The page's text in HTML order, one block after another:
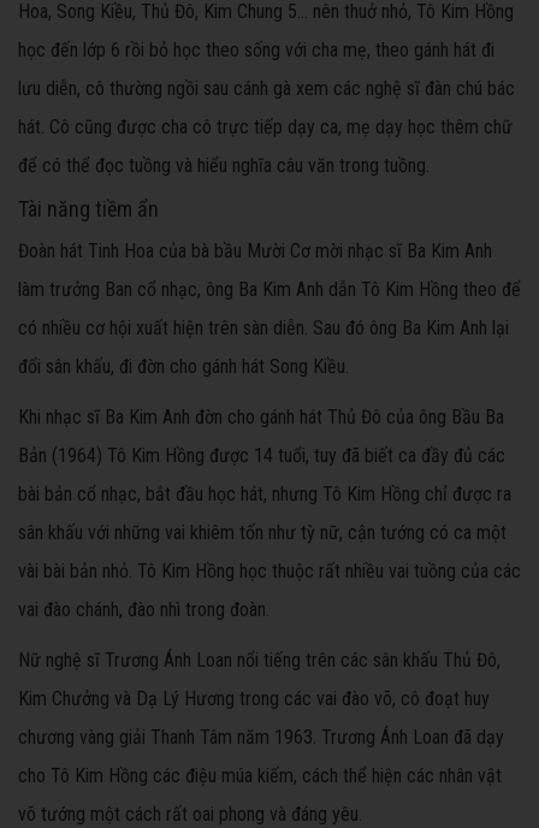
Hoa, Song Kiều, Thủ Đô, Kim Chung 5… nên thuở nhỏ, Tô Kim Hồng
học đến lớp 6 rồi bỏ học theo sống với cha mẹ, theo gánh hát đi
lưu diễn, cô thường ngồi sau cánh gà xem các nghệ sĩ đàn chú bác
hát. Cô cũng được cha cô trực tiếp dạy ca, mẹ dạy học thêm chữ
để có thể đọc tuồng và hiểu nghĩa câu văn trong tuồng.
Tài năng tiềm ẩn
Đoàn hát Tinh Hoa của bà bầu Mười Cơ mời nhạc sĩ Ba Kim Anh
làm trưởng Ban cổ nhạc, ông Ba Kim Anh dẫn Tô Kim Hồng theo để
có nhiều cơ hội xuất hiện trên sàn diễn. Sau đó ông Ba Kim Anh lại
đổi sân khấu, đi đờn cho gánh hát Song Kiều.
Khi nhạc sĩ Ba Kim Anh đờn cho gánh hát Thủ Đô của ông Bầu Ba
Bản (1964) Tô Kim Hồng được 14 tuổi, tuy đã biết ca đầy đủ các
bài bản cổ nhạc, bắt đầu học hát, nhưng Tô Kim Hồng chỉ được ra
sân khấu với những vai khiêm tốn như tỳ nữ, cận tướng có ca một
vài bài bản nhỏ. Tô Kim Hồng học thuộc rất nhiều vai tuồng của các
vai đào chánh, đào nhì trong đoàn.
Nữ nghệ sĩ Trương Ánh Loan nổi tiếng trên các sân khấu Thủ Đô,
Kim Chưởng và Dạ Lý Hương trong các vai đào võ, cô đoạt huy
chương vàng giải Thanh Tâm năm 1963. Trương Ánh Loan đã dạy
cho Tô Kim Hồng các điệu múa kiếm, cách thể hiện các nhân vật
võ tướng một cách rất oai phong và đáng yêu.